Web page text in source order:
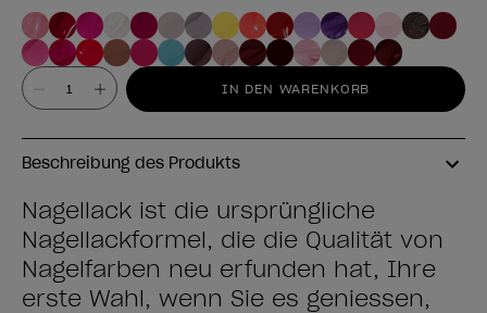
Wert IN DEN WARENKORB
Beschreibung des Produkts
Nagellack ist die ursprüngliche
Nagellackformel, die die Qualität von
Nagelfarben neu erfunden hat, Ihre
erste Wahl, wenn Sie es geniessen,